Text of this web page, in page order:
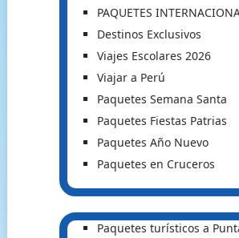
PAQUETES
Destinos Exclusivos
Viajes Escolares 2026
Viajar a Perú
Paquetes Semana Santa
Paquetes Fiestas Patrias
Paquetes Año Nuevo
Paquetes en Cruceros
Paquetes turísticos a